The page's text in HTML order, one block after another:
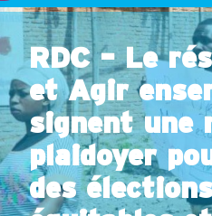
RDC – Le
et Agir
signent une
plaidoyer
des